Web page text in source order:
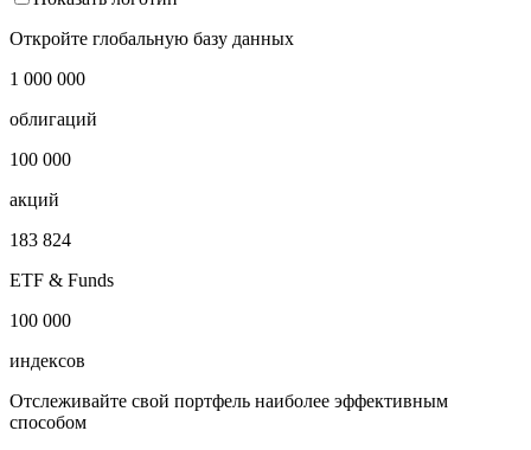
Откройте глобальную базу данных
1 000 000
облигаций
100 000
акций
183 824
ETF & Funds
100 000
индексов
Отслеживайте свой портфель наиболее эффективным
способом